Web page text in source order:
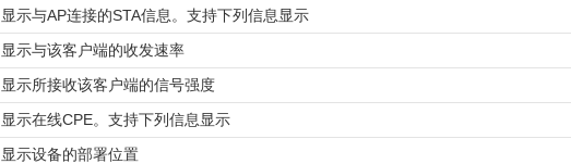
显示与AP连接的STA信息。支持下列信息显示
显示与该客户端的收发速率
显示所接收该客户端的信号强度
显示在线CPE。支持下列信息显示
显示设备的部署位置